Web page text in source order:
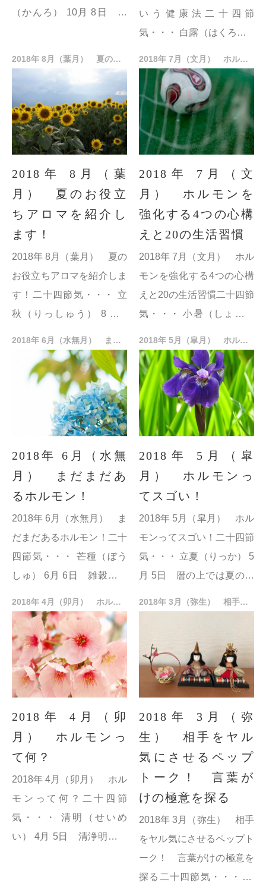
（かんろ） 10月 8日 草
っと深まってきます。 霜
降（そうこう...
いう健康法二十四節
気・・・ 白露（はくろ） 9
頃。心地よい涼風に肌寒い
冷風が混じり始める。 秋
分（しゅうぶ...
2018年 8月（葉月） 夏のお役立ちアロマを紹介します！
2018年 8月（葉
月） 夏のお役立
ちアロマを紹介し
ます！
2018年 8月（葉月） 夏の
お役立ちアロマを紹介しま
す！二十四節気・・・ 立
秋（りっしゅう） 8月 7
は一番暑い頃。この日以降
は残暑見舞いになる。 処
暑（しょし...
2018年 7月（文月） ホルモンを強化する4つの心構えと20の生活習慣
2018年 7月（文
月） ホルモンを
強化する4つの心構
えと20の生活習慣
2018年 7月（文月） ホル
モンを強化する4つの心構
えと20の生活習慣二十四節
気・・・ 小暑（しょうし
増していくという意味。暑
気に入り梅雨明けの頃。
大暑（...
2018年 6月（水無月） まだまだあるホルモン！
2018年 6月（水無
月） まだまだあ
るホルモン！
2018年 6月（水無月） ま
だまだあるホルモン！二十
四節気・・・ 芒種（ぼう
しゅ） 6月 6日 雑穀の種
植えの頃。 夏至（げし ）
6月21日 昼の時間が一番
長...
2018年 5月（皐月） ホルモンってスゴい！
2018年 5月（皐
月） ホルモンっ
てスゴい！
2018年 5月（皐月） ホル
モンってスゴい！二十四節
気・・・ 立夏（りっか） 5
月 5日 暦の上では夏の始
小満（しょうまん ） 5月
木...
2018年 4月（卯月） ホルモンって何？
2018年 4月（卯
月） ホルモンっ
て何？
2018年 4月（卯月） ホル
モンって何？二十四節
気・・・ 清明（せいめ
い） 4月 5日 清浄明潔の
2018年 3月（弥生） 相手をヤル気にさせるペップトーク！ 言葉がけの極意を探る
2018年 3月（弥
生） 相手をヤル
気にさせるペップ
トーク！ 言葉が
けの極意を探る
2018年 3月（弥生） 相手
をヤル気にさせるペップト
ーク！ 言葉がけの極意を
探る二十四節気・・・ 啓